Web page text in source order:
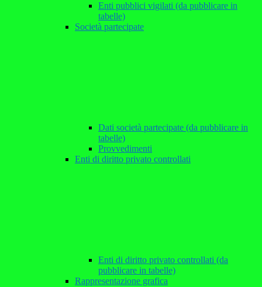
Enti pubblici vigilati (da pubblicare in
tabelle)
Società partecipate
Dati società partecipate (da pubblicare in
tabelle)
Provvedimenti
Enti di diritto privato controllati
Enti di diritto privato controllati (da
pubblicare in tabelle)
Rappresentazione grafica